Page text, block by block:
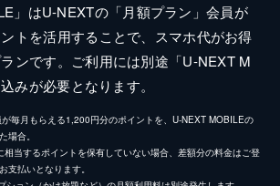
」はU-NEXTの「月額プラン」会員が
トを活用することで、スマホ代がお得
ンです。ご利用には別途「U-NEXT M
みが必要となります。
毎月もらえる1,200円分のポイントを、U-NEXT MOBILEの
場合。
当するポイントを保有していない場合、差額分の料金はご登
支払いとなります。